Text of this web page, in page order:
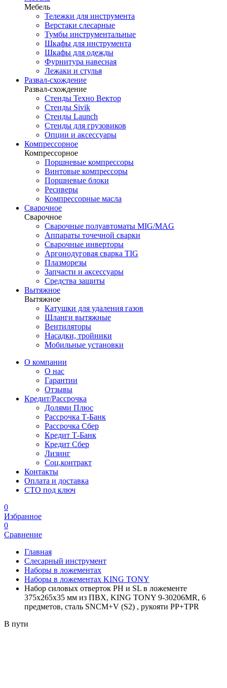
Мебель
Тележки для инструмента
Верстаки слесарные
Тумбы инструментальные
Шкафы для инструмента
Шкафы для одежды
Фурнитура навесная
Лежаки и стулья
Развал-схождение
Развал-схождение
Стенды Техно Вектор
Стенды Sivik
Стенды Launch
Стенды для грузовиков
Опции и аксессуары
Компрессорное
Компрессорное
Поршневые компрессоры
Винтовые компрессоры
Поршневые блоки
Ресиверы
Компрессорные масла
Сварочное
Сварочное
Сварочные полуавтоматы MIG/MAG
Аппараты точечной сварки
Сварочные инверторы
Аргонодуговая сварка TIG
Плазморезы
Запчасти и аксессуары
Средства защиты
Вытяжное
Вытяжное
Катушки для удаления газов
Шланги вытяжные
Вентиляторы
Насадки, тройники
Мобильные установки
О компании
О нас
Гарантии
Отзывы
Кредит/Рассрочка
Долями Плюс
Рассрочка Т-Банк
Рассрочка Сбер
Кредит Т-Банк
Кредит Сбер
Лизинг
Соц.контракт
Контакты
Оплата и доставка
СТО под ключ
0
Избранное
0
Сравнение
Главная
Слесарный инструмент
Наборы в ложементах
Наборы в ложементах KING TONY
Набор силовых отверток PH и SL в ложементе
375х265х35 мм из ПВХ, KING TONY 9-30206MR, 6
предметов, сталь SNCM+V (S2) , рукояти PP+TPR
В пути